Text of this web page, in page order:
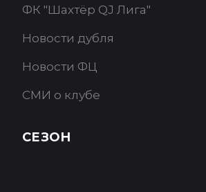
ФК "Шахтёр QJ Лига"
Новости дубля
Новости ФЦ
СМИ о клубе
СЕЗОН